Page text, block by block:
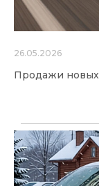
26.05.2026
Продажи новых